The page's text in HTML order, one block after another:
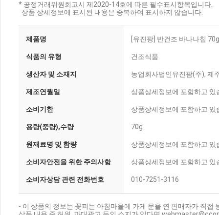
* 공정거래위원회고시 제2020-14호에 따른 필수표시항목입니다.
상품 상세정보에 표시된 내용은 중복하여 표시하지 않습니다.
제품명 [유진팡] 반건조 바나나칩 70g
식품의 유형 건조식품
생산자 및 소재지 농업회사법인유진팜(주), 제
제조연월일 상품상세정보에 포함하고 있
소비기한 상품상세정보에 포함하고 있
용량(중량),수량 70g
원재료명 및 함량 상품상세정보에 포함하고 있
소비자안전을 위한 주의사항 상품상세정보에 포함하고 있
소비자상담 관련 전화번호 010-7251-3116
- 이 상품의 정보는 꽃피는 아침마을에 가게 문을 연 판매자가 직접